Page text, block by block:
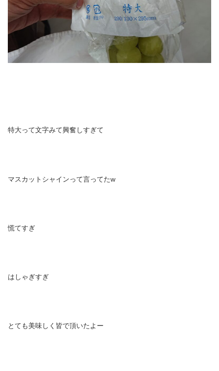
特大って文字みて興奮しすぎて
マスカットシャインって言ってたw
慌てすぎ
はしゃぎすぎ
とても美味しく皆で頂いたよー